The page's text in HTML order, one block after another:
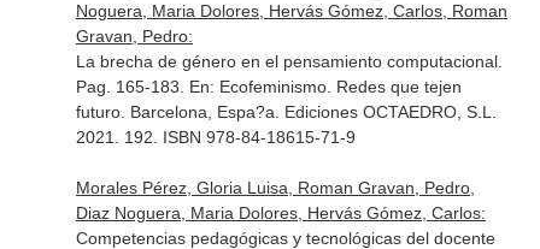
Noguera, Maria Dolores, Hervás Gómez, Carlos, Roman
Gravan, Pedro:
La brecha de género en el pensamiento computacional.
Pag. 165-183. En: Ecofeminismo. Redes que tejen
futuro. Barcelona, Espa?a. Ediciones OCTAEDRO, S.L.
2021. 192. ISBN 978-84-18615-71-9
Morales Pérez, Gloria Luisa, Roman Gravan, Pedro,
Diaz Noguera, Maria Dolores, Hervás Gómez, Carlos:
Competencias pedagógicas y tecnológicas del docente